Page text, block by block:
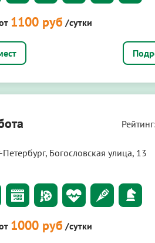
1100 руб /сутки
Петербург, Богословская улица, 13
1000 руб /сутки